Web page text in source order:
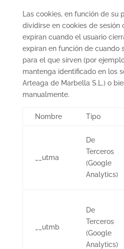
Las cookies, en función de su
dividirse en cookies de sesión
expiran cuando el usuario
expiran en función de cuando
para el que sirven (por
mantenga identificado en los
Arteaga de Marbella S.L.) o
manualmente.
Nombre Tipo
__utma
De
Terceros
(Google
Analytics)
__utmb
De
Terceros
(Google
Analytics)